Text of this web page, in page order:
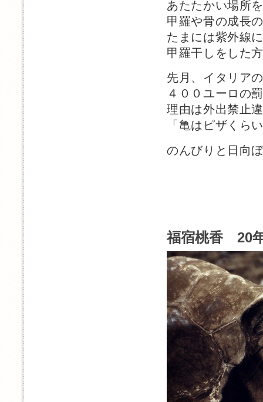
あたたかい場所
甲羅や骨の成長
たまには紫外線
甲羅干しをした
先月、イタリア
４００ユーロの
理由は外出禁止
「亀はピザくら
のんびりと日向
福宿桃香 20